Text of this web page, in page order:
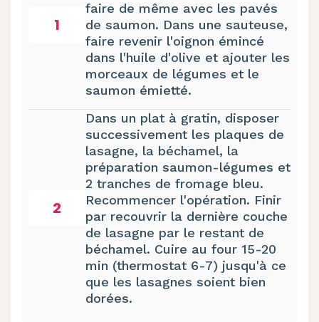
1
faire de même avec les pavés
de saumon. Dans une sauteuse,
faire revenir l'oignon émincé
dans l'huile d'olive et ajouter les
morceaux de légumes et le
saumon émietté.
2
Dans un plat à gratin, disposer
successivement les plaques de
lasagne, la béchamel, la
préparation saumon-légumes et
2 tranches de fromage bleu.
Recommencer l'opération. Finir
par recouvrir la dernière couche
de lasagne par le restant de
béchamel. Cuire au four 15-20
min (thermostat 6-7) jusqu'à ce
que les lasagnes soient bien
dorées.